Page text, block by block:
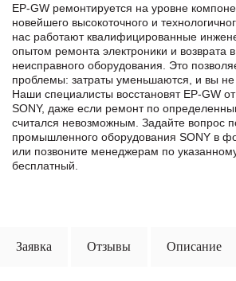
EP-GW ремонтируется на уровне
новейшего высокоточного и
нас работают квалифицированные
опытом ремонта электроники и возврата
неисправного оборудования. Это
проблемы: затраты уменьшаются, и вы не
Наши специалисты восстановят EP-GW
SONY, даже если ремонт по
считался невозможным. Задайте вопрос
промышленного оборудования SONY в
или позвоните менеджерам по
бесплатный.
Заявка Отзывы Описание